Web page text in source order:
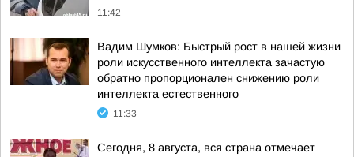
11:42
Вадим Шумков: Быстрый рост в нашей жизни
роли искусственного интеллекта зачастую
обратно пропорционален снижению роли
интеллекта естественного
11:33
Сегодня, 8 августа, вся страна отмечает